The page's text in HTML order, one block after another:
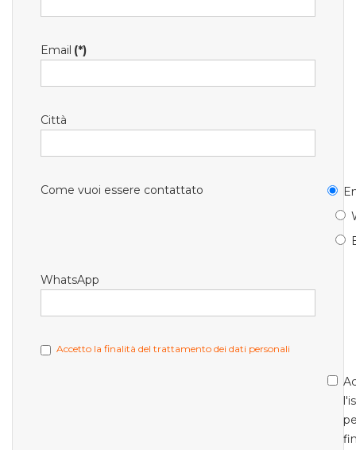
Email (*)
Città
Come vuoi essere contattato
WhatsApp
Accetto la finalità del trattamento dei dati personali